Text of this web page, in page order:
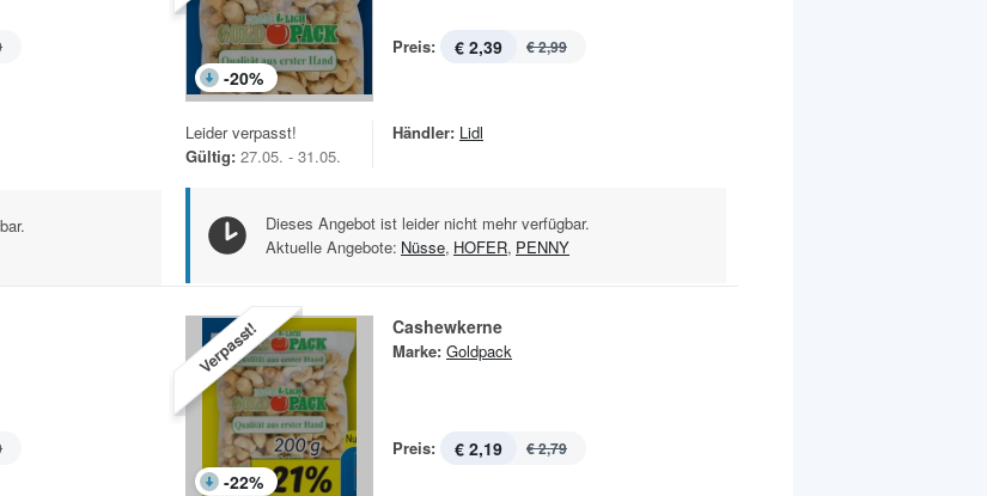
-20%
Preis: € 2,39 € 2,99
Leider verpasst!
Gültig: 27.05. - 31.05.
Händler: Lidl
Dieses Angebot ist leider nicht mehr verfügbar.
Aktuelle Angebote: Nüsse, HOFER, PENNY
Verpasst!
-22%
Cashewkerne
Marke: Goldpack
Preis: € 2,19 € 2,79